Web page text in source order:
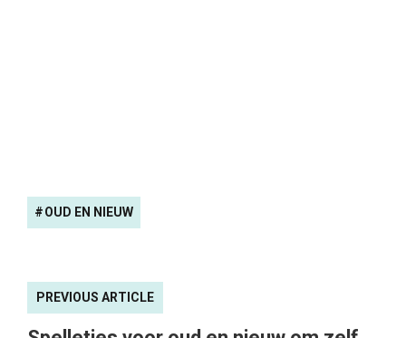
OUD EN NIEUW
PREVIOUS ARTICLE